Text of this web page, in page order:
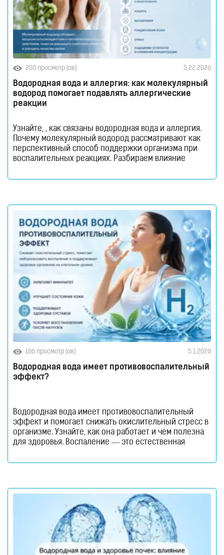
200 просмотр (ов) 5.22.2026
Водородная вода и аллергия: как молекулярный
водород помогает подавлять аллергические
реакции
Узнайте, , как связаны водородная вода и аллергия.
Почему молекулярный водород рассматривают как
перспективный способ поддержки организма при
воспалительных реакциях. Разбираем влияние
антиоксидантных свойств водорода на самочувствие
повышенной чувствительностью организма
сталкиваются миллионы людей по всему миру — и
речь уже
166 просмотр (ов) 5.1.2026
Водородная вода имеет противовоспалительный
эффект?
Водородная вода имеет противовоспалительный
эффект и помогает снижать окислительный стресс в
организме. Узнайте, как она работает и чем полезна
для здоровья. Воспаление — это естественная
становится хроническим, именно это становится
постоянного стресса, неидеального питания и плохой
экологии вопрос мягкой